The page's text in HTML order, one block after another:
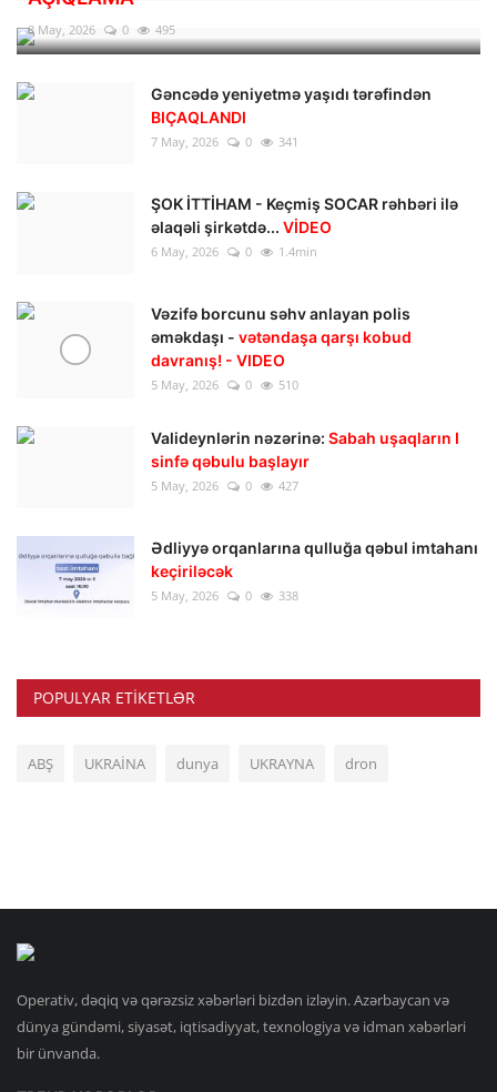
8 May, 2026 0 495
Gəncədə yeniyetmə yaşıdı tərəfindən
BIÇAQLANDI
7 May, 2026 0 341
ŞOK İTTİHAM - Keçmiş SOCAR rəhbəri ilə
əlaqəli şirkətdə... VİDEO
6 May, 2026 0 1.4min
Vəzifə borcunu səhv anlayan polis
əməkdaşı - vətəndaşa qarşı kobud
davranış! - VIDEO
5 May, 2026 0 510
Valideynlərin nəzərinə: Sabah uşaqların I
sinfə qəbulu başlayır
5 May, 2026 0 427
Ədliyyə orqanlarına qulluğa qəbul imtahanı
keçiriləcək
5 May, 2026 0 338
POPULYAR ETIKETLƏR
ABŞ UKRAİNA dunya UKRAYNA dron
Operativ, dəqiq və qərəzsiz xəbərləri bizdən izləyin. Azərbaycan və
dünya gündəmi, siyasət, iqtisadiyyat, texnologiya və idman xəbərləri
bir ünvanda.